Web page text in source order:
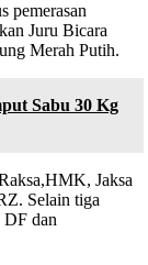
pemerasan
Juru Bicara
Merah Putih.
Sabu 30 Kg
Jaksa
Selain tiga
DF dan